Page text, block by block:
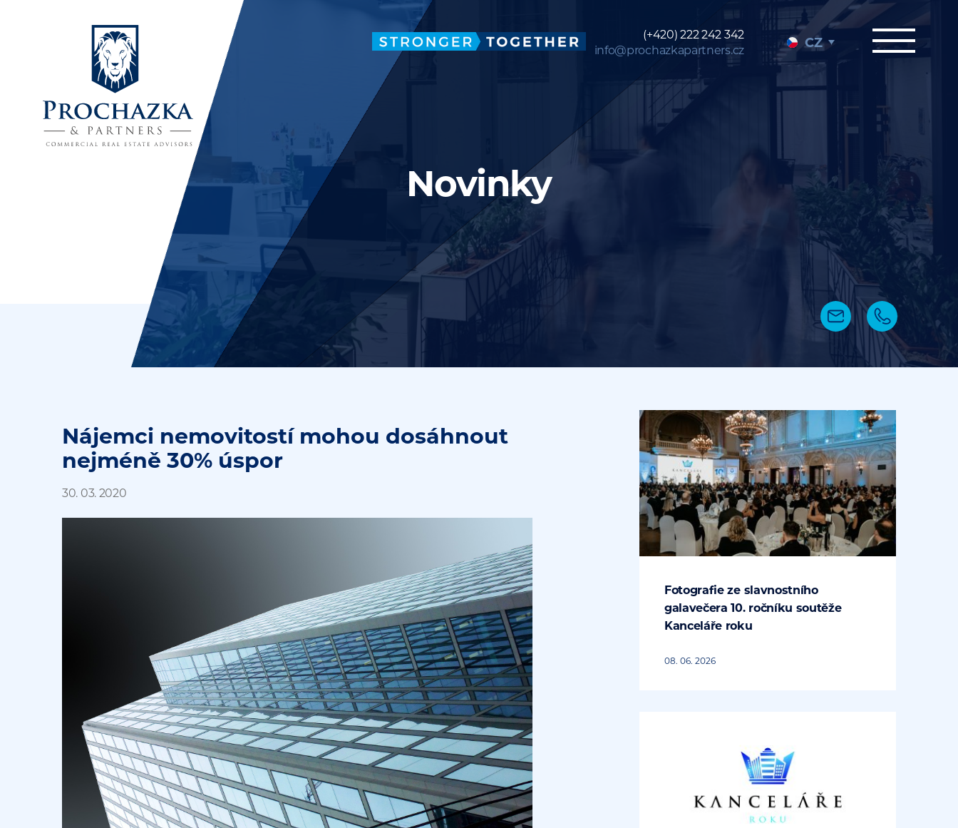
(+420) 222 242 342
info@prochazkapartners.cz
CZ
Novinky
Nájemci nemovitostí mohou dosáhnout
nejméně 30% úspor
30. 03. 2020
Fotografie ze slavnostního
galavečera 10. ročníku soutěže
Kanceláře roku
08. 06. 2026